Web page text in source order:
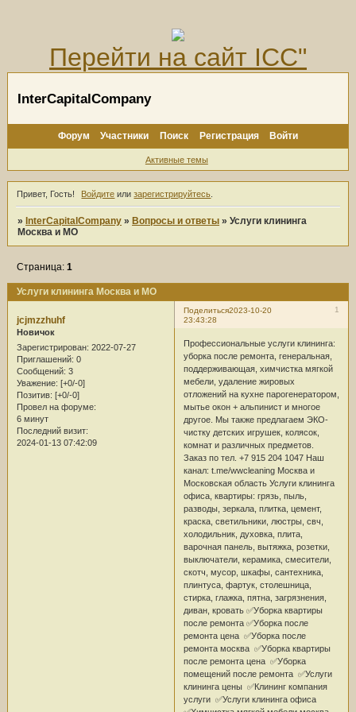
Перейти на сайт ICC"
InterCapitalCompany
Форум Участники Поиск Регистрация Войти
Активные темы
Привет, Гость! Войдите илизарегистрируйтесь
» InterCapitalCompany » Вопросы и ответы »Услуги клининга
Москва и МО
Услуги клининга Москва и МО
Страница:1
Поделиться 1
2023-10-20
23:43:28
jcjmzzhuhf
Новичок
Зарегистрирован: 2022-07-27
Приглашений: 0
Сообщений: 3
Уважение: [+0/-0]
Позитив: [+0/-0]
Провел на форуме:
6 минут
Последний визит:
2024-01-13 07:42:09
Профессиональные услуги клининга:
уборка после ремонта, генеральная,
поддерживающая, химчистка мягкой
мебели, удаление жировых
отложений на кухне парогенератором,
мытье окон + альпинист и многое
другое. Мы также предлагаем ЭКО-
чистку детских игрушек, колясок,
комнат и различных предметов.
Заказ по тел. +7 915 204 1047 Наш
канал: t.me/wwcleaning Москва и
Московская область Услуги клининга
офиса, квартиры: грязь, пыль,
разводы, зеркала, плитка, цемент,
краска, светильники, люстры, свч,
холодильник, духовка, плита,
варочная панель, вытяжка, розетки,
выключатели, керамика, смесители,
скотч, мусор, шкафы, сантехника,
плинтуса, фартук, столешница,
стирка, глажка, пятна, загрязнения,
диван, кровать ✅Уборка квартиры
после ремонта ✅Уборка после
ремонта цена ✅Уборка после
ремонта москва ✅Уборка квартиры
после ремонта цена ✅Уборка
помещений после ремонта ✅Услуги
клининга цены ✅Клининг компания
услуги ✅Услуги клининга офиса